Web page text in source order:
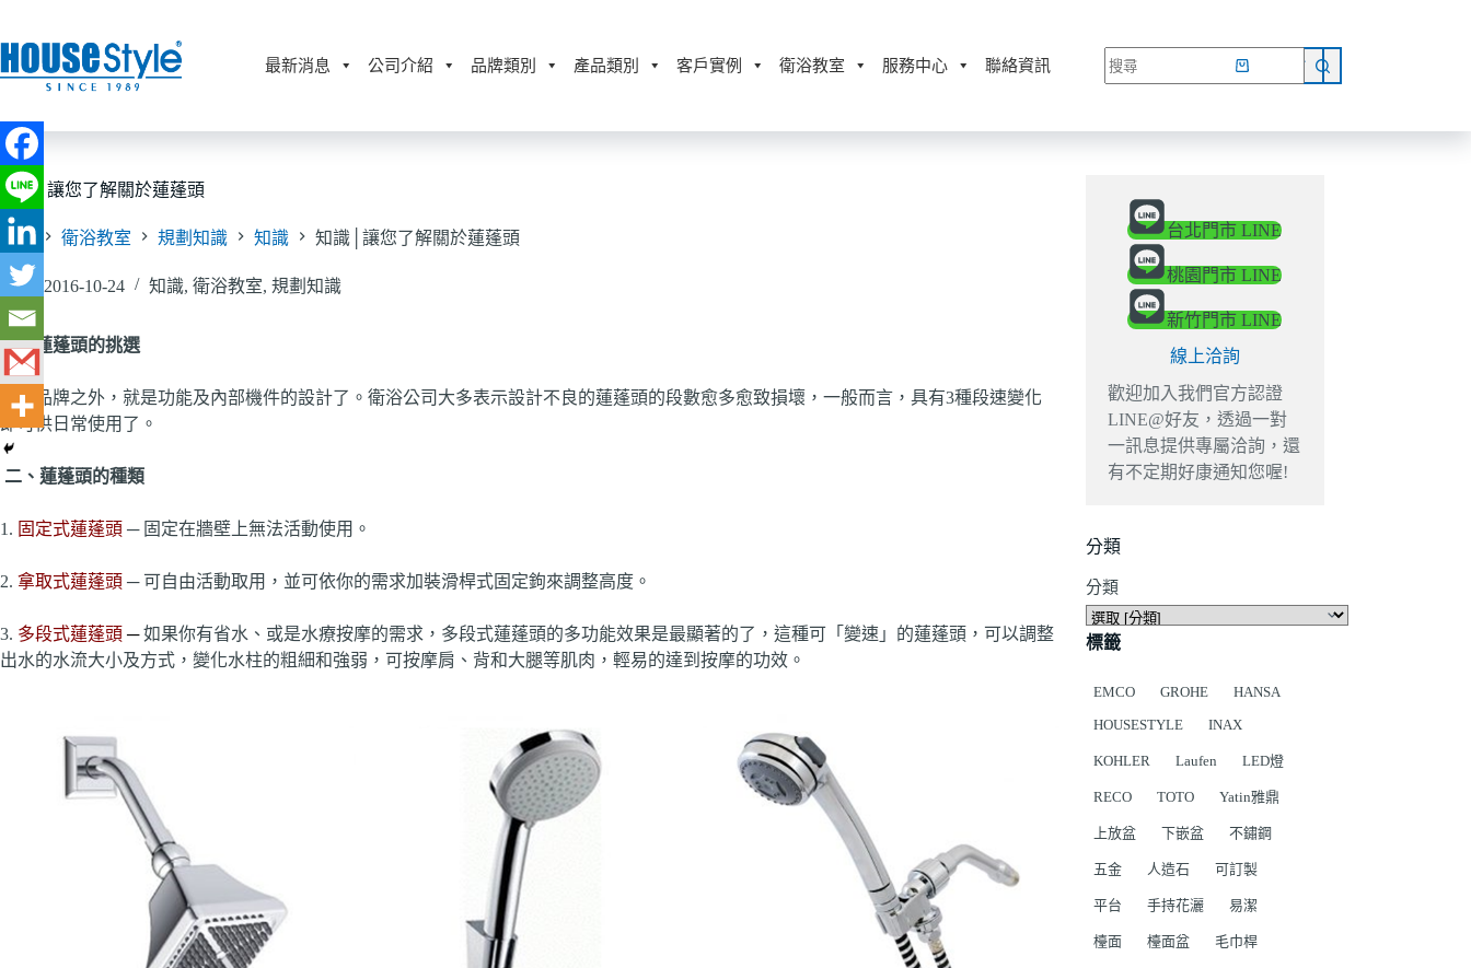
至
主
內
容
最新消息 公司介紹 品牌類別 產品類別 客戶實例 衛浴教室 服務中心 聯絡資訊 網路商店
知識│讓您了解關於蓮蓬頭
首頁 衛浴教室 規劃知識 知識 知識│讓您了解關於蓮蓬頭
2016-10-24 知識, 衛浴教室, 規劃知識
一、蓮蓬頭的挑選
除了品牌之外，就是功能及內部機件的設計了。衛浴公司大多表示設計不良的蓮蓬頭的段數愈多愈致損壞，一般而言，具有3種段速變化
即可供日常使用了。
二、蓮蓬頭的種類
1. 固定式蓮蓬頭 ─ 固定在牆壁上無法活動使用。
2. 拿取式蓮蓬頭 ─ 可自由活動取用，並可依你的需求加裝滑桿式固定鉤來調整高度。
3. 多段式蓮蓬頭 ─如果你有省水、或是水療按摩的需求，多段式蓮蓬頭的多功能效果是最顯著的了，這種可「變速」的蓮蓬頭，可以調整
出水的水流大小及方式，變化水柱的粗細和強弱，可按摩肩、背和大腿等肌肉，輕易的達到按摩的功效。
台北門市 LINE
桃園門市 LINE
新竹門市 LINE
線上洽詢
歡迎加入我們官方認證
LINE@好友，透過一對
一訊息提供專屬洽詢，還
有不定期好康通知您喔!
分類
分類
標籤
EMCO GROHE
HANSA
HOUSESTYLE
INAX
KOHLER Laufen LED燈
RECO TOTO Yatin雅鼎
上放盆 下嵌盆 不鏽鋼
五金 人造石 可訂製
平台 手持花灑 易潔
檯面 檯面盆 毛巾桿